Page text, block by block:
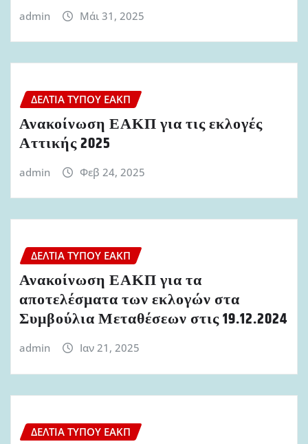
admin Μάι 31, 2025
ΔΕΛΤΊΑ ΤΎΠΟΥ ΕΑΚΠ
Ανακοίνωση ΕΑΚΠ για τις εκλογές
Αττικής 2025
admin Φεβ 24, 2025
ΔΕΛΤΊΑ ΤΎΠΟΥ ΕΑΚΠ
Ανακοίνωση ΕΑΚΠ για τα
αποτελέσματα των εκλογών στα
Συμβούλια Μεταθέσεων στις 19.12.2024
admin Ιαν 21, 2025
ΔΕΛΤΊΑ ΤΎΠΟΥ ΕΑΚΠ